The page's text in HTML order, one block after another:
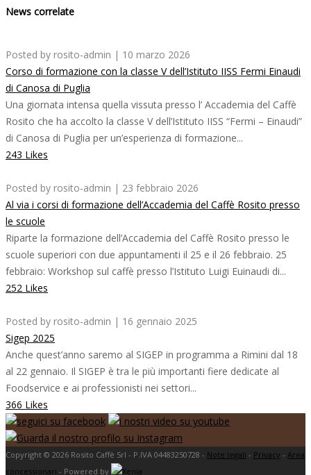
News correlate
Posted by rosito-admin | 10 marzo 2026
Corso di formazione con la classe V dell’Istituto IISS Fermi Einaudi
di Canosa di Puglia
Una giornata intensa quella vissuta presso l’ Accademia del Caffè
Rosito che ha accolto la classe V dell’Istituto IISS “Fermi – Einaudi”
di Canosa di Puglia per un’esperienza di formazione...
243 Likes
Posted by rosito-admin | 23 febbraio 2026
Al via i corsi di formazione dell’Accademia del Caffè Rosito presso
le scuole
Riparte la formazione dell’Accademia del Caffè Rosito presso le
scuole superiori con due appuntamenti il 25 e il 26 febbraio. 25
febbraio: Workshop sul caffè presso l’Istituto Luigi Euinaudi di...
252 Likes
Posted by rosito-admin | 16 gennaio 2025
Sigep 2025
Anche quest’anno saremo al SIGEP in programma a Rimini dal 18
al 22 gennaio. Il SIGEP è tra le più importanti fiere dedicate al
Foodservice e ai professionisti nei settori...
366 Likes
Copyright © 2026 Rosito Caffè Srl - P.IVA 04483250728 - Note legali - Privacy - Area
concessionari - Powered by